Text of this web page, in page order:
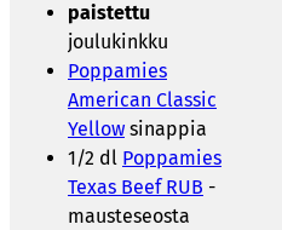
paistettu
joulukinkku
Poppamies
American Classic
Yellow sinappia
1/2 dl Poppamies
Texas Beef RUB -
mausteseosta